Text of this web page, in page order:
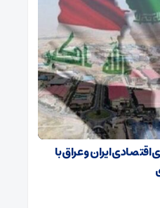
ایران و عراق با